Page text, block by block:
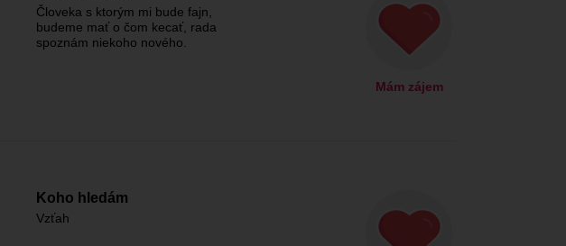
Človeka s ktorým mi bude fajn,
budeme mať o čom kecať, rada
spoznám niekoho nového.
Mám zájem
Koho hledám
Vzťah